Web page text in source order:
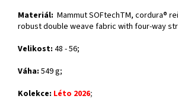
Materiál: Mammut SOFtechTM, cordura®
robust double weave fabric with four-way
Velikost: 48 - 56;
Váha: 549 g;
Kolekce: Léto 2026;